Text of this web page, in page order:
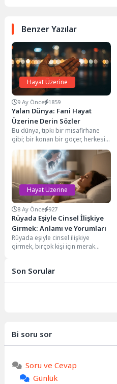
Benzer Yazılar
Hayat Üzerine
9 Ay Önce 1859
Yalan Dünya: Fani Hayat
Üzerine Derin Sözler
Bu dünya, tıpkı bir misafirhane
gibi; bir konan bir göçer, herkesin
ömrü bir süreliğine bu...
Hayat Üzerine
8 Ay Önce 927
Rüyada Eşiyle Cinsel İlişkiye
Girmek: Anlamı ve Yorumları
Rüyada eşiyle cinsel ilişkiye
girmek, birçok kişi için merak
Son Sorular
Bi soru sor
Soru ve Cevap
Günlük